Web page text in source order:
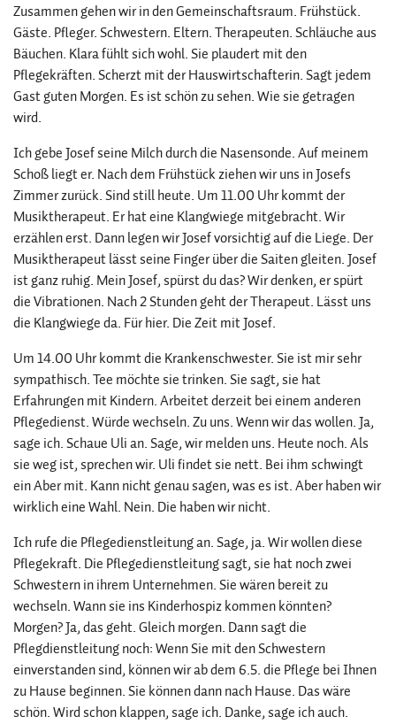
Zusammen gehen wir in den Gemeinschaftsraum. Frühstück.
Gäste. Pfleger. Schwestern. Eltern. Therapeuten. Schläuche aus
Bäuchen. Klara fühlt sich wohl. Sie plaudert mit den
Pflegekräften. Scherzt mit der Hauswirtschafterin. Sagt jedem
Gast guten Morgen. Es ist schön zu sehen. Wie sie getragen
wird.
Ich gebe Josef seine Milch durch die Nasensonde. Auf meinem
Schoß liegt er. Nach dem Frühstück ziehen wir uns in Josefs
Zimmer zurück. Sind still heute. Um 11.00 Uhr kommt der
Musiktherapeut. Er hat eine Klangwiege mitgebracht. Wir
erzählen erst. Dann legen wir Josef vorsichtig auf die Liege. Der
Musiktherapeut lässt seine Finger über die Saiten gleiten. Josef
ist ganz ruhig. Mein Josef, spürst du das? Wir denken, er spürt
die Vibrationen. Nach 2 Stunden geht der Therapeut. Lässt uns
die Klangwiege da. Für hier. Die Zeit mit Josef.
Um 14.00 Uhr kommt die Krankenschwester. Sie ist mir sehr
sympathisch. Tee möchte sie trinken. Sie sagt, sie hat
Erfahrungen mit Kindern. Arbeitet derzeit bei einem anderen
Pflegedienst. Würde wechseln. Zu uns. Wenn wir das wollen. Ja,
sage ich. Schaue Uli an. Sage, wir melden uns. Heute noch. Als
sie weg ist, sprechen wir. Uli findet sie nett. Bei ihm schwingt
ein Aber mit. Kann nicht genau sagen, was es ist. Aber haben wir
wirklich eine Wahl. Nein. Die haben wir nicht.
Ich rufe die Pflegedienstleitung an. Sage, ja. Wir wollen diese
Pflegekraft. Die Pflegedienstleitung sagt, sie hat noch zwei
Schwestern in ihrem Unternehmen. Sie wären bereit zu
wechseln. Wann sie ins Kinderhospiz kommen könnten?
Morgen? Ja, das geht. Gleich morgen. Dann sagt die
Pflegdienstleitung noch: Wenn Sie mit den Schwestern
einverstanden sind, können wir ab dem 6.5. die Pflege bei Ihnen
zu Hause beginnen. Sie können dann nach Hause. Das wäre
schön. Wird schon klappen, sage ich. Danke, sage ich auch.